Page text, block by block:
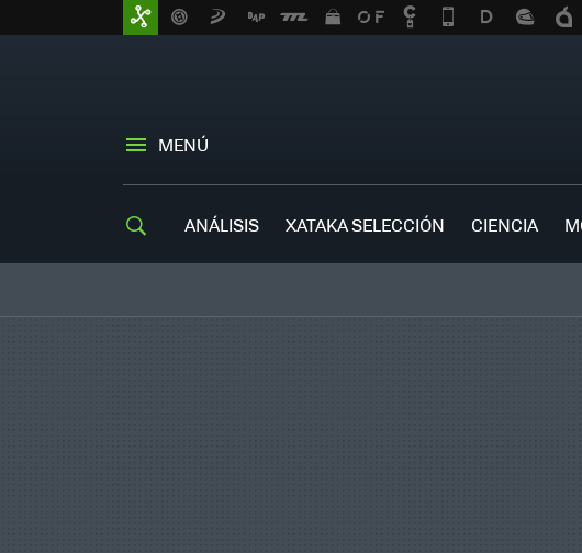
MENÚ
ANÁLISIS XATAKA SELECCIÓN CIENCIA